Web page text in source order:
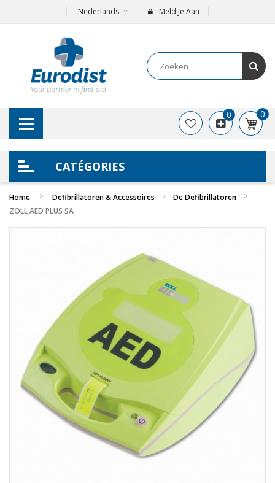
Nederlands Meld Je Aan
CATÉGORIES
0
0
Home Defibrillatoren & Accessoires
De Defibrillatoren
ZOLL AED PLUS SA